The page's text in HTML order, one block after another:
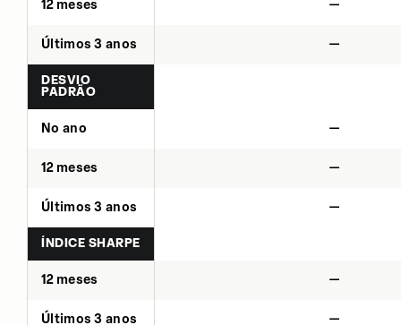
12 meses —
Últimos 3 anos —
DESVIO
PADRÃO
No ano —
12 meses —
Últimos 3 anos —
ÍNDICE SHARPE
12 meses —
Últimos 3 anos —